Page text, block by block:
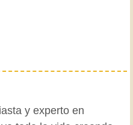
y experto en